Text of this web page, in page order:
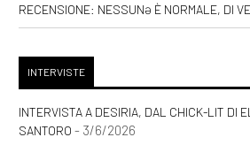
RECENSIONE: NESSUNƏ È NORMALE, DI
INTERVISTE
INTERVISTA A DESIRIA, DAL CHICK-LIT DI
SANTORO - 3/6/2026